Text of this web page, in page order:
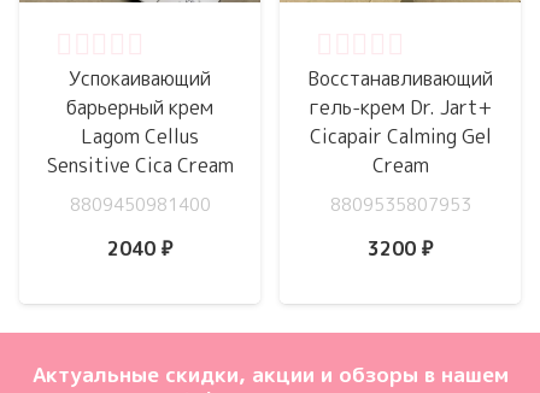
Успокаивающий
барьерный крем
Lagom Cellus
Sensitive Cica Cream
8809450981400
2040 ₽
Восстанавливающий
гель-крем Dr. Jart+
Cicapair Calming Gel
Cream
8809535807953
3200 ₽
Актуальные скидки, акции и обзоры в нашем